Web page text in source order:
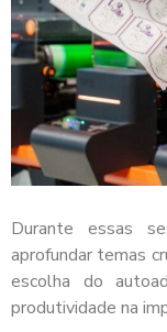
Durante essas
aprofundar temas
escolha do
produtividade na